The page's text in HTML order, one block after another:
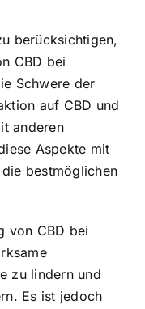
berücksichtigen,
CBD bei
Schwere der
auf CBD und
anderen
Aspekte mit
bestmöglichen
von CBD bei
zu lindern und
Es ist jedoch